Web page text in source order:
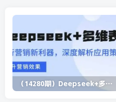
（14280期）Deepseek+多维表格，银行营销新利器，深度解析应用策略，提升营销效果